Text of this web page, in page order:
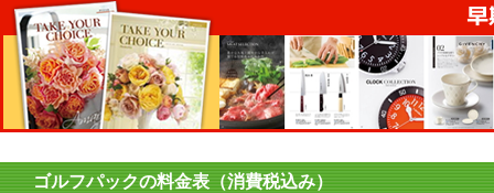
ゴルフパックの料金表（消費税込み）